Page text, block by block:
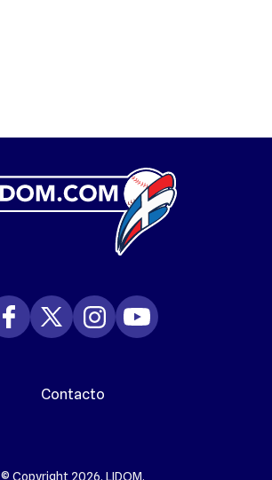
Contacto
© Copyright 2026. LIDOM.